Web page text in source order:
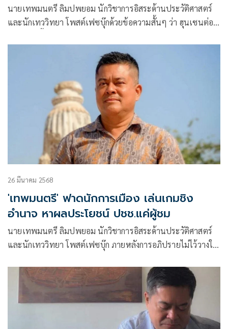
นายเทพมนตรี ลิมปพยอม นักวิชาการอิสระด้านประวัติศาสตร์
และนักเทววิทยา โพสต์เฟซบุ๊กด้วยข้อความสั้นๆ ว่า ฮุนเซนต่อ
26 มีนาคม 2568
'เทพมนตรี' ฟาดนักการเมือง เล่นเกมชิง
อำนาจ หาผลประโยชน์ ปชช.แค่ผู้ชม
นายเทพมนตรี ลิมปพยอม นักวิชาการอิสระด้านประวัติศาสตร์
และนักเทววิทยา โพสต์เฟซบุ๊ก ภายหลังการอภิปรายไม่ไว้วางใจ